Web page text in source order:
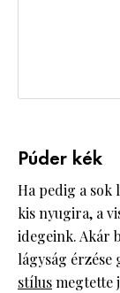
Púder kék
Ha pedig a
kis nyugira, a
idegeink. Akár
lágyság
stílusmegtette